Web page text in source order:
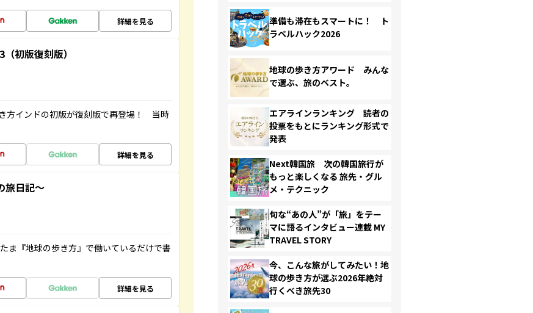
詳細を見る
初版復刻版）
方インドの初版が復刻版で再登場！ 当時
詳細を見る
旅日記～
ま『地球の歩き方』で働いているだけで書
詳細を見る
準備も滞在もスマートに！ ト
ラベルハック2026
地球の歩き方アワード みんな
で選ぶ、旅のベスト。
エアラインランキング 読者の
投票をもとにランキング形式で
発表
Next韓国旅 次の韓国旅行が
もっと楽しくなる 旅先・グル
メ・テクニック
旬な“あの人”が「旅」をテー
マに語るインタビュー連載 MY
TRAVEL STORY
今、こんな旅がしてみたい！地
球の歩き方が選ぶ2026年絶対
行くべき旅先30